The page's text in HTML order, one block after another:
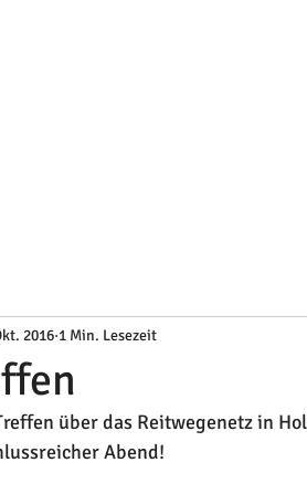
2016 1 Min. Lesezeit
über das Reitwegenetz in
Abend!